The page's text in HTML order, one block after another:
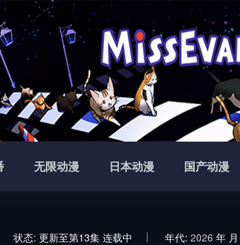
无限动漫 日本动漫 国产动漫
状态: 更新至第13集 连载中 年代: 2026 年 月